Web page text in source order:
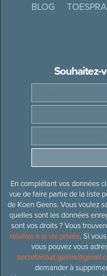
BLOG
Souhaitez-
En complétant vos données
vue de faire partie de la liste
de Koen Geens. Vous voulez
quelles sont les données
sont vos droits ? Vous
relative à la vie privée. Si
vous pouvez vous
demander à